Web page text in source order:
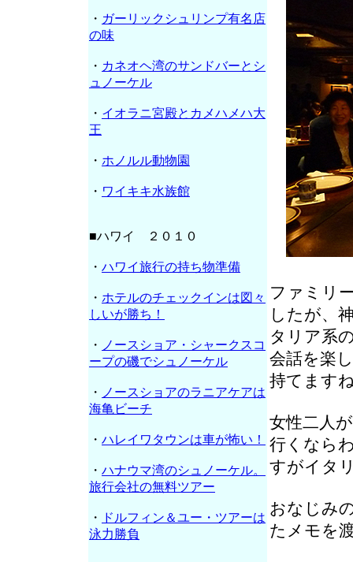
ファミリ
したが、
タリア系
会話を楽
持てます
女性二人
行くなら
すがイタ
おなじみ
たメモを
・ ガーリックシュリンプ有名店
の味
・ カネオヘ湾のサンドバーとシ
ュノーケル
・ イオラニ宮殿とカメハメハ大
王
・ ホノルル動物園
・ ワイキキ水族館
■ハワイ ２０１０
・ ハワイ旅行の持ち物準備
・ ホテルのチェックインは図々
しいが勝ち！
・ ノースショア・シャークスコ
ープの磯でシュノーケル
・ ノースショアのラニアケアは
海亀ビーチ
・ ハレイワタウンは車が怖い！
・ ハナウマ湾のシュノーケル。
旅行会社の無料ツアー
・
ドルフィン＆ユー・ツアーは
泳力勝負